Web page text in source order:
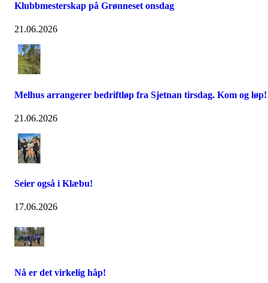
Klubbmesterskap på Grønneset onsdag
21.06.2026
Melhus arrangerer bedriftløp fra Sjetnan tirsdag. Kom og løp!
21.06.2026
Seier også i Klæbu!
17.06.2026
Nå er det virkelig håp!